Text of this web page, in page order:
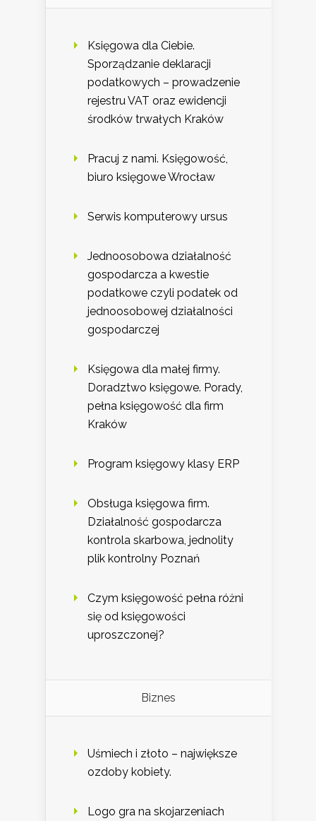
Księgowa dla Ciebie.
Sporządzanie deklaracji
podatkowych – prowadzenie
rejestru VAT oraz ewidencji
środków trwałych Kraków
Pracuj z nami. Księgowość,
biuro księgowe Wrocław
Serwis komputerowy ursus
Jednoosobowa działalność
gospodarcza a kwestie
podatkowe czyli podatek od
jednoosobowej działalności
gospodarczej
Księgowa dla małej firmy.
Doradztwo księgowe. Porady,
pełna księgowość dla firm
Kraków
Program księgowy klasy ERP
Obsługa księgowa firm.
Działalność gospodarcza
kontrola skarbowa, jednolity
plik kontrolny Poznań
Czym księgowość pełna różni
się od księgowości
uproszczonej?
Biznes
Uśmiech i złoto – największe
ozdoby kobiety.
Logo gra na skojarzeniach